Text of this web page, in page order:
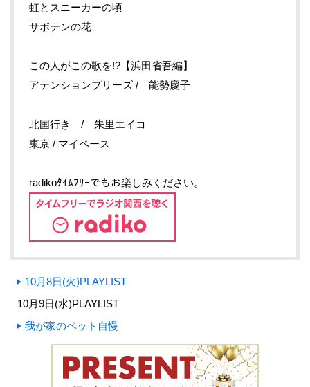
虹とスニーカーの頃
サボテンの花
この人がこの歌を!?【浜田省吾編】
アテンションプリーズ / 能勢慶子
北国行き / 朱里エイコ
東京 / マイペース
radikoﾀｲﾑﾌﾘｰでもお楽しみください。
10月8日(火)PLAYLIST
10月9日(水)PLAYLIST
我が家のペット自慢